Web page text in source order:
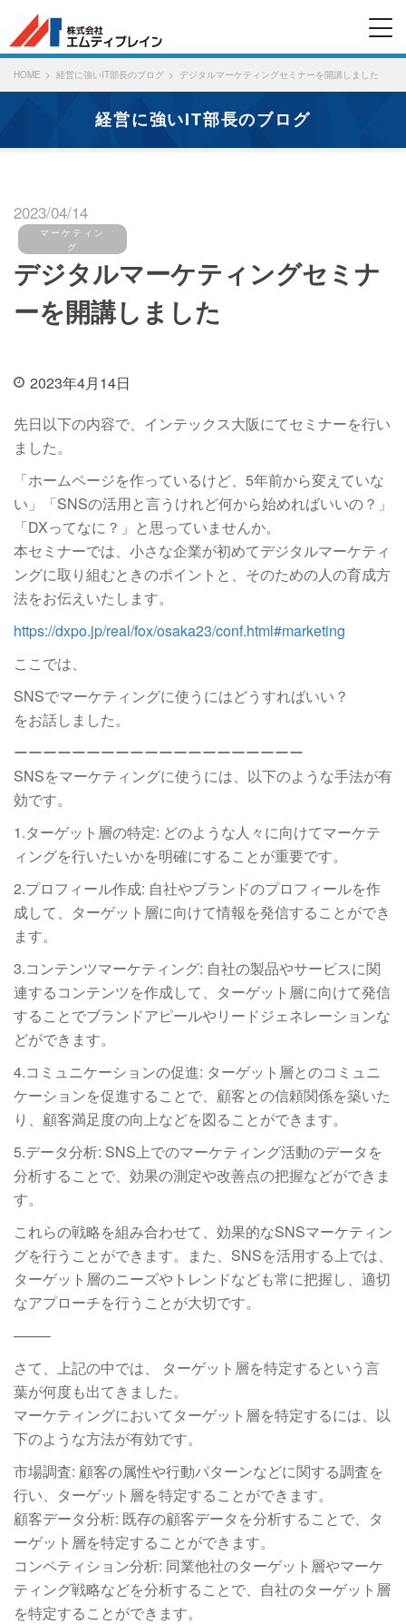
HOME 経営に強いIT部長のブログ デジタルマーケティングセミナーを開講しました
経営に強いIT部長のブログ
2023/04/14
マーケティン
グ
デジタルマーケティングセミナ
ーを開講しました
2023年4月14日
先日以下の内容で、インテックス大阪にてセミナーを行い
ました。
「ホームページを作っているけど、5年前から変えていな
い」「SNSの活用と言うけれど何から始めればいいの？」
「DXってなに？」と思っていませんか。
本セミナーでは、小さな企業が初めてデジタルマーケティ
ングに取り組むときのポイントと、そのための人の育成方
法をお伝えいたします。
https://dxpo.jp/real/fox/osaka23/conf.html#marketing
ここでは、
SNSでマーケティングに使うにはどうすればいい？
をお話しました。
ーーーーーーーーーーーーーーーーーーーー
SNSをマーケティングに使うには、以下のような手法が有
効です。
1.ターゲット層の特定: どのような人々に向けてマーケテ
ィングを行いたいかを明確にすることが重要です。
2.プロフィール作成: 自社やブランドのプロフィールを作
成して、ターゲット層に向けて情報を発信することができ
ます。
3.コンテンツマーケティング: 自社の製品やサービスに関
連するコンテンツを作成して、ターゲット層に向けて発信
することでブランドアピールやリードジェネレーションな
どができます。
4.コミュニケーションの促進: ターゲット層とのコミュニ
ケーションを促進することで、顧客との信頼関係を築いた
り、顧客満足度の向上などを図ることができます。
5.データ分析: SNS上でのマーケティング活動のデータを
分析することで、効果の測定や改善点の把握などができま
す。
これらの戦略を組み合わせて、効果的なSNSマーケティン
グを行うことができます。また、SNSを活用する上では、
ターゲット層のニーズやトレンドなども常に把握し、適切
なアプローチを行うことが大切です。
——–
さて、上記の中では、 ターゲット層を特定するという言
葉が何度も出てきました。
マーケティングにおいてターゲット層を特定するには、以
下のような方法が有効です。
市場調査: 顧客の属性や行動パターンなどに関する調査を
行い、ターゲット層を特定することができます。
顧客データ分析: 既存の顧客データを分析することで、タ
ーゲット層を特定することができます。
コンペティション分析: 同業他社のターゲット層やマーケ
ティング戦略などを分析することで、自社のターゲット層
を特定することができます。